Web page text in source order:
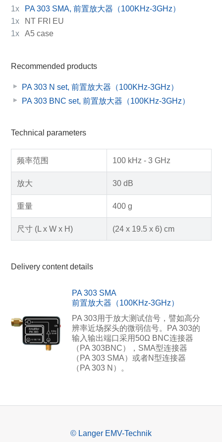
1x
PA 303 SMA, 前置放大器（100KHz-3GHz）
1x
NT FRI EU
1x
A5 case
Recommended products
PA 303 N set, 前置放大器（100KHz-3GHz）
PA 303 BNC set, 前置放大器（100KHz-3GHz）
Technical parameters
频率范围 100 kHz - 3 GHz
放大 30 dB
重量 400 g
尺寸 (L x W x H) (24 x 19.5 x 6) cm
Delivery content details
PA 303 SMA
前置放大器（100KHz-3GHz）
PA 303用于放大测试信号，譬如高分
辨率近场探头的微弱信号。PA 303的
输入输出端口采用50Ω BNC连接器
（PA 303BNC），SMA型连接器
（PA 303 SMA）或者N型连接器
（PA 303 N）。
© Langer EMV-Technik